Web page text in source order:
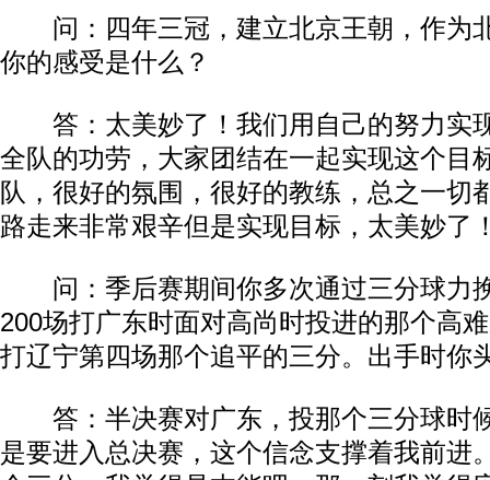
问：四年三冠，建立北京王朝，作为
你的感受是什么？
答：太美妙了！我们用自己的努力实
全队的功劳，大家团结在一起实现这个目
队，很好的氛围，很好的教练，总之一切
路走来非常艰辛但是实现目标，太美妙了
问：季后赛期间你多次通过三分球力
200场打广东时面对高尚时投进的那个高
打辽宁第四场那个追平的三分。出手时你
答：半决赛对广东，投那个三分球时
是要进入总决赛，这个信念支撑着我前进